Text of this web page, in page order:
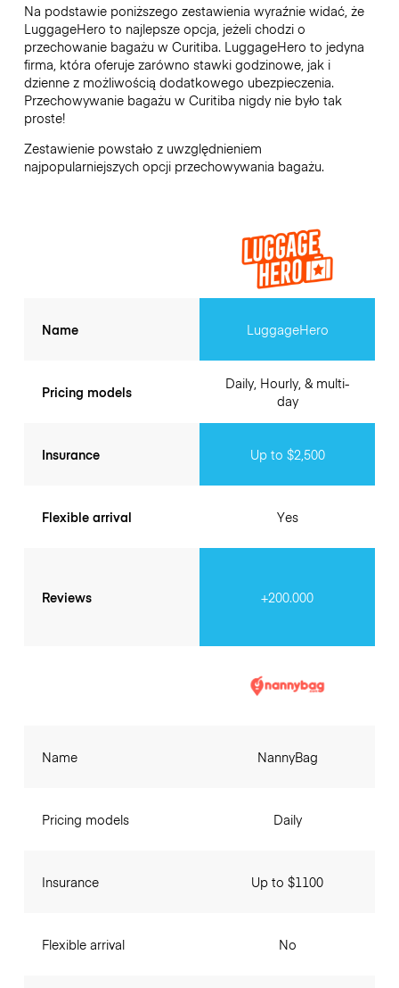
Na podstawie poniższego zestawienia wyraźnie widać, że
LuggageHero to najlepsze opcja, jeżeli chodzi o
przechowanie bagażu w Curitiba. LuggageHero to jedyna
firma, która oferuje zarówno stawki godzinowe, jak i
dzienne z możliwością dodatkowego ubezpieczenia.
Przechowywanie bagażu w Curitiba nigdy nie było tak
proste!
Zestawienie powstało z uwzględnieniem
najpopularniejszych opcji przechowywania bagażu.
Name
Pricing models
Insurance
Flexible arrival
Reviews
LuggageHero
Daily, Hourly, & multi-
day
Up to $2,500
Yes
+200.000
Name
Pricing models
Insurance
Flexible arrival
NannyBag
Daily
Up to $1100
No